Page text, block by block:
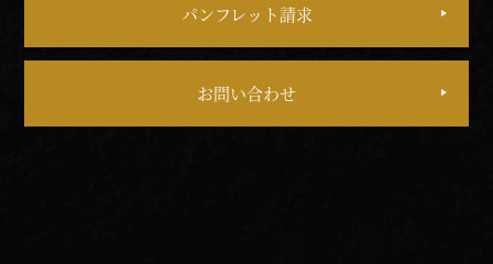
パンフレット請求
お問い合わせ